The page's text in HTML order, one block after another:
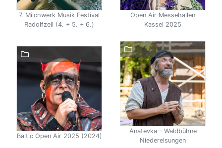
7. Milchwerk Musik Festival
Radolfzell (4. + 5. + 6.)
Open Air Messehallen
Kassel 2025
Baltic Open Air 2025 (2024)
Anatevka - Waldbühne
Niederelsungen